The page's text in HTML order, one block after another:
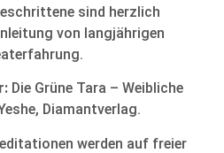
sind herzlich
von langjährigen
Die Grüne Tara – Weibliche
Diamantverlag.
werden auf freier